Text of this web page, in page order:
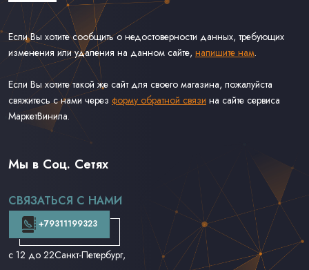
Если Вы хотите сообщить о недостоверности данных, требующих
изменения или удаления на данном сайте, напишите нам.
Если Вы хотите такой же сайт для своего магазина, пожалуйста
свяжитесь с нами через форму обратной связи на сайте сервиса
МаркетВинила.
Виниловые Пластинки
Доставка и Оплата
Контакты
Мы в Соц. Сетях
СВЯЗАТЬСЯ С НАМИ
+79311199323
с 12 до 22Санкт-Петербург,